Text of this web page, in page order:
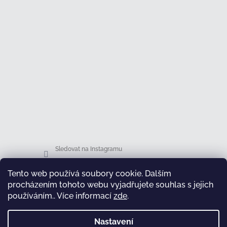
Tento web používá soubory cookie. Dalším
procházením tohoto webu vyjadřujete souhlas s jejich
používáním.. Více informací zde.
Nastavení
Sledovat na Instagramu
Facebook
test